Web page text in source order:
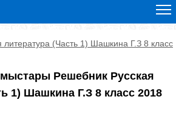
литература (Часть 1) Шашкина Г.З 8 класс
Решебник Русская
1) Шашкина Г.З 8 класс 2018